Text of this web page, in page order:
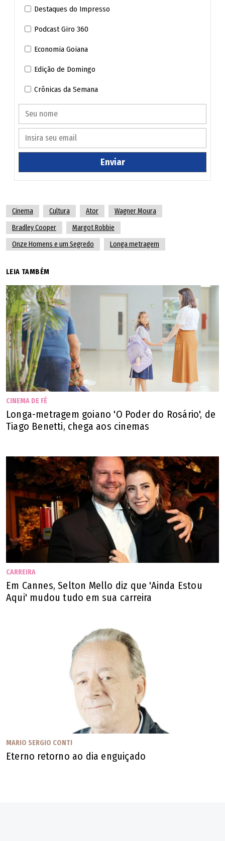
Destaques do Impresso
Podcast Giro 360
Economia Goiana
Edição de Domingo
Crônicas da Semana
Enviar
Cinema Cultura Ator
Wagner Moura
Bradley Cooper
Margot Robbie
Onze Homens e um Segredo
Longa metragem
LEIA TAMBÉM
CINEMA DE FÉ
Longa-metragem goiano 'O Poder do Rosário', de
Tiago Benetti, chega aos cinemas
CARREIRA
Em Cannes, Selton Mello diz que 'Ainda Estou
Aqui' mudou tudo em sua carreira
MARIO SERGIO CONTI
Eterno retorno ao dia enguiçado